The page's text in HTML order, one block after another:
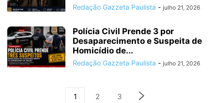
Redação Gazzeta Paulista - julho 21, 2026
Polícia Civil Prende 3 por
Desaparecimento e Suspeita de
Homicídio de...
Redação Gazzeta Paulista - julho 21, 2026
1 2 3